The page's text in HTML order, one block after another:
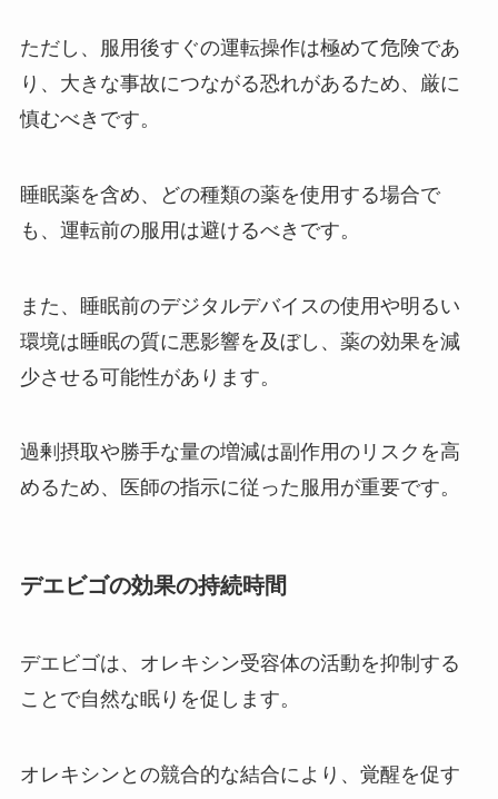
ただし、服用後すぐの運転操作は極めて危険であ
り、大きな事故につながる恐れがあるため、厳に
慎むべきです。
睡眠薬を含め、どの種類の薬を使用する場合で
も、運転前の服用は避けるべきです。
また、睡眠前のデジタルデバイスの使用や明るい
環境は睡眠の質に悪影響を及ぼし、薬の効果を減
少させる可能性があります。
過剰摂取や勝手な量の増減は副作用のリスクを高
めるため、医師の指示に従った服用が重要です。
デエビゴの効果の持続時間
デエビゴは、オレキシン受容体の活動を抑制する
ことで自然な眠りを促します。
オレキシンとの競合的な結合により、覚醒を促す